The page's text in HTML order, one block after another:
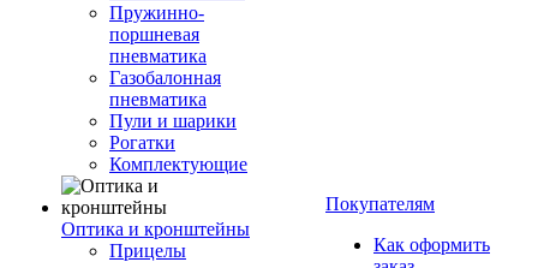
Пружинно-
поршневая
пневматика
Газобалонная
пневматика
Пули и шарики
Рогатки
Комплектующие
Оптика и кронштейны
Прицелы
Покупателям
Как оформить